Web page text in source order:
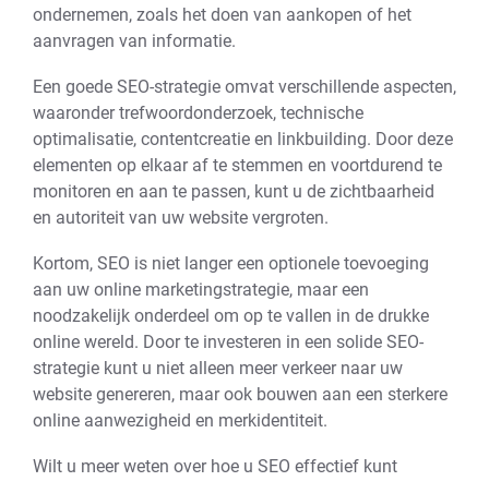
ondernemen, zoals het doen van aankopen of het
aanvragen van informatie.
Een goede SEO-strategie omvat verschillende aspecten,
waaronder trefwoordonderzoek, technische
optimalisatie, contentcreatie en linkbuilding. Door deze
elementen op elkaar af te stemmen en voortdurend te
monitoren en aan te passen, kunt u de zichtbaarheid
en autoriteit van uw website vergroten.
Kortom, SEO is niet langer een optionele toevoeging
aan uw online marketingstrategie, maar een
noodzakelijk onderdeel om op te vallen in de drukke
online wereld. Door te investeren in een solide SEO-
strategie kunt u niet alleen meer verkeer naar uw
website genereren, maar ook bouwen aan een sterkere
online aanwezigheid en merkidentiteit.
Wilt u meer weten over hoe u SEO effectief kunt